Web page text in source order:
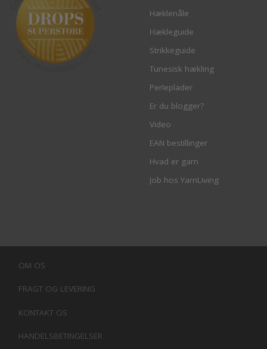
Hæklenåle
Hækleguide
Strikkeguide
Tunesisk hækling
Perleplader
Er du blogger?
Video
EAN bestillinger
Hvad er garn
Job hos YarnLiving
OM OS
FRAGT OG LEVERING
KONTAKT OS
HANDELSBETINGELSER